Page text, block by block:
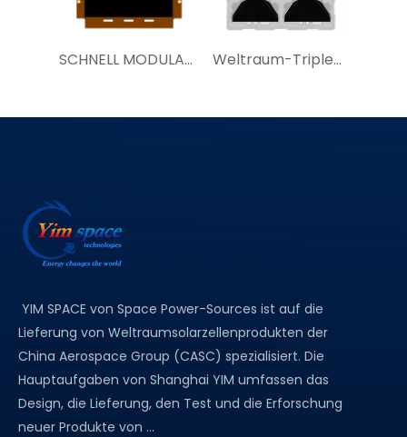
SCHNELL MODULARE SOLARPANEELE | YIM SAP100a|Weltraumsolarzelle kaufen Weltraum-Triple-Junction-Solarzellenmontage 30%TJ80SCA Lieferant von Satellitenstromversorgungssystemen
YIM SPACE von Space Power-Sources ist auf die
Lieferung von Weltraumsolarzellenprodukten der
China Aerospace Group (CASC) spezialisiert. Die
Hauptaufgaben von Shanghai YIM umfassen das
Design, die Lieferung, den Test und die Erforschung
neuer Produkte von ...